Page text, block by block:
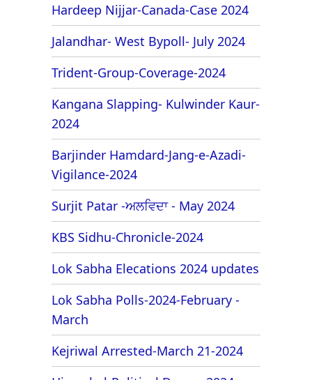
Hardeep Nijjar-Canada-Case 2024
Jalandhar- West Bypoll- July 2024
Trident-Group-Coverage-2024
Kangana Slapping- Kulwinder Kaur-
2024
Barjinder Hamdard-Jang-e-Azadi-
Vigilance-2024
Surjit Patar -ਅਲਵਿਦਾ - May 2024
KBS Sidhu-Chronicle-2024
Lok Sabha Elecations 2024 updates
Lok Sabha Polls-2024-February -
March
Kejriwal Arrested-March 21-2024